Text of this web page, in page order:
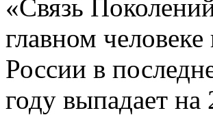
«Связь
главном
России в
году выпадает на